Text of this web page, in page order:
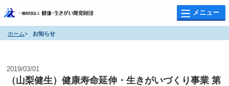
メニュー
ホーム> お知らせ
2019/03/01
（山梨健生）健康寿命延伸・生きがいづくり事業 第